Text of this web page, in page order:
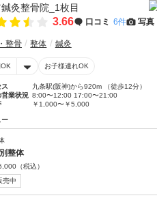
3.66 口コミ 6件 写真
整骨 整体 鍼灸
お子様連れOK
ス
九条駅(阪神)から920m （徒歩12分）
営業状況 8:00〜12:00 17:00〜21:00
￥1,000〜￥5,000
ー
整体
（税込）
売中